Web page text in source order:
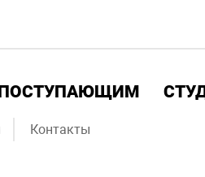
Контакты